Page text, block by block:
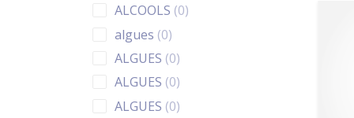
ALCOOLS 00 products
algues 00 products
ALGUES 00 products
ALGUES 00 products
ALGUES 00 products